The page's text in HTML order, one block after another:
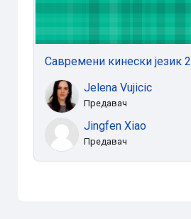
Савремени кинески језик 2
Jelena Vujicic
Предавач
Jingfen Xiao
Предавач